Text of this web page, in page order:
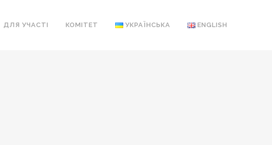
ДЛЯ УЧАСТІ КОМІТЕТ УКРАЇНСЬКА ENGLISH